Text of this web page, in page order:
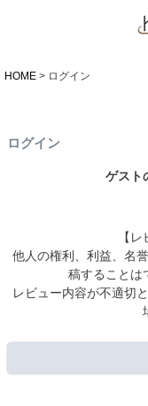
HOME ログイン
ログイン
ゲスト
【
他人の権利、利益、名
稿することは
レビュー内容が不適切